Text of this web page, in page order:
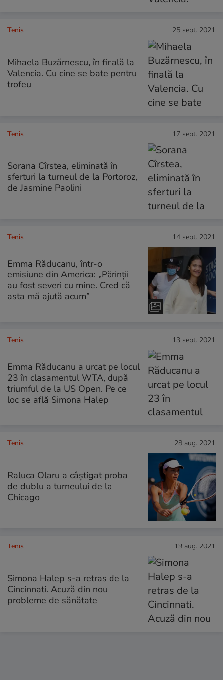
Tenis 25 sept. 2021
Mihaela Buzărnescu, în finală la
Valencia. Cu cine se bate pentru
trofeu
Tenis 17 sept. 2021
Sorana Cîrstea, eliminată în
sferturi la turneul de la Portoroz,
de Jasmine Paolini
Tenis 14 sept. 2021
Emma Răducanu, într-o
emisiune din America: „Părinții
au fost severi cu mine. Cred că
asta mă ajută acum”
Tenis 13 sept. 2021
Emma Răducanu a urcat pe locul
23 în clasamentul WTA, după
triumful de la US Open. Pe ce
loc se află Simona Halep
Tenis 28 aug. 2021
Raluca Olaru a câștigat proba
de dublu a turneului de la
Chicago
Tenis 19 aug. 2021
Simona Halep s-a retras de la
Cincinnati. Acuză din nou
probleme de sănătate